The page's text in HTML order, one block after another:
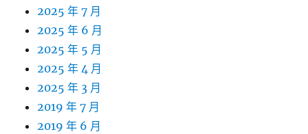
2025 年 7 月
2025 年 6 月
2025 年 5 月
2025 年 4 月
2025 年 3 月
2019 年 7 月
2019 年 6 月